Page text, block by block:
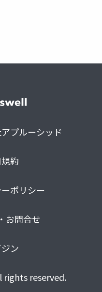
プルーシッド
約
ポリシー
お問合せ
ン
rights reserved.